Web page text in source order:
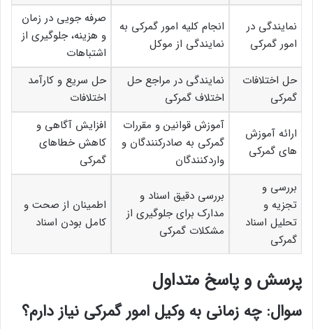
نمایندگی در
امور گمرکی
انجام کلیه امور گمرکی به
نمایندگی از موکل
صرفه جویی در زمان
و هزینه، جلوگیری از
اشتباهات
حل اختلافات
گمرکی
نمایندگی در مراجع حل
اختلاف گمرکی
حل سریع و کارآمد
اختلافات
ارائه آموزش
های گمرکی
آموزش قوانین و مقررات
گمرکی به صادرکنندگان و
واردکنندگان
افزایش آگاهی و
کاهش خطاهای
گمرکی
بررسی و
تجزیه و
تحلیل اسناد
گمرکی
بررسی دقیق اسناد و
مدارک برای جلوگیری از
مشکلات گمرکی
اطمینان از صحت و
کامل بودن اسناد
پرسش و پاسخ متداول
سوال: چه زمانی به وکیل امور گمرکی نیاز دارم؟